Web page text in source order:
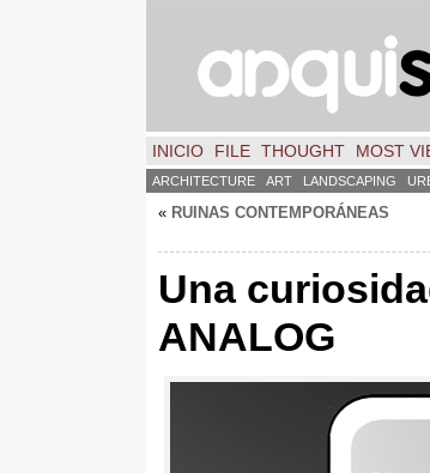
INICIO FILE THOUGHT MOST
ARCHITECTURE ART LANDSCAPING
« RUINAS CONTEMPORÁNEAS
Una
ANALOG